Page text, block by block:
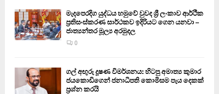
මැදපෙරදිග යුද්ධය හමුවේ වුවද ශ්‍රී ලංකාව ආර්ථික
ප්‍රතිසංස්කරණ සාර්ථකව ඉදිරියට ගෙන යනවා –
ජාත්‍යන්තර මූල්‍ය අරමුදල
0
ගල් අඟුරු දූෂණ විමර්ශනය: හිටපු අමාත්‍ය කුමාර
ජයකොඩිගෙන් ජනාධිපති කොමිසම පැය දෙකක්
ප්‍රශ්න කරයි